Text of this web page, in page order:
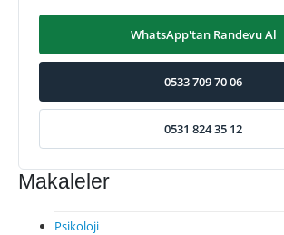
WhatsApp'tan Randevu Al
0533 709 70 06
0531 824 35 12
Makaleler
Psikoloji